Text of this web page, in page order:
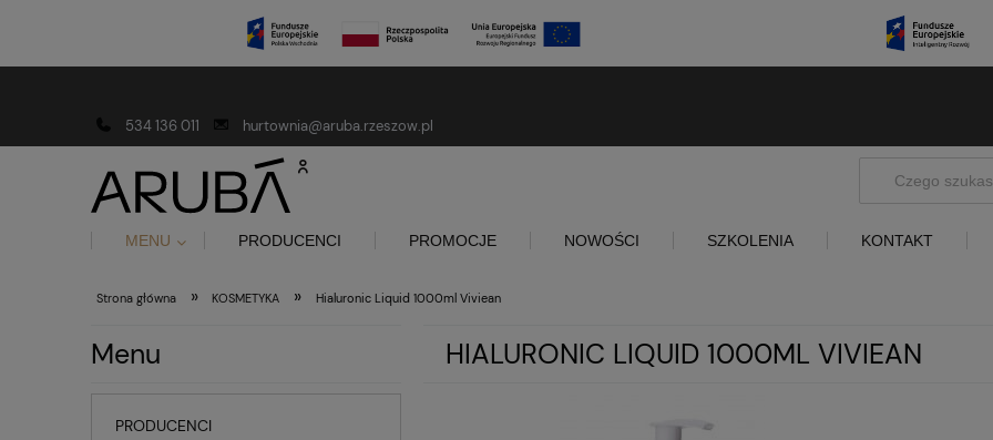
534 136 011
hurtownia@aruba.rzeszow.pl
MENU PRODUCENCI PROMOCJE NOWOŚCI SZKOLENIA KONTAKT
Strona główna » KOSMETYKA » Hialuronic Liquid 1000ml Viviean
Menu
PRODUCENCI
HIALURONIC LIQUID 1000ML VIVIEAN